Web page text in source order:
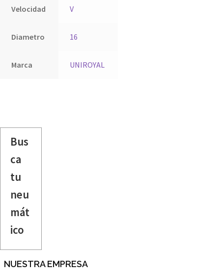
Velocidad V
Diametro 16
Marca UNIROYAL
Bus
ca
tu
neu
mát
ico
NUESTRA EMPRESA